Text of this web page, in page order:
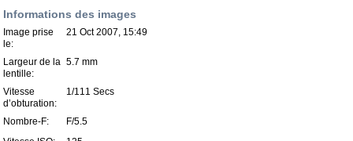
Informations des images
Image prise
le:
21 Oct 2007, 15:49
Largeur de la
lentille:
5.7 mm
Vitesse
d’obturation:
1/111 Secs
Nombre-F:
F/5.5